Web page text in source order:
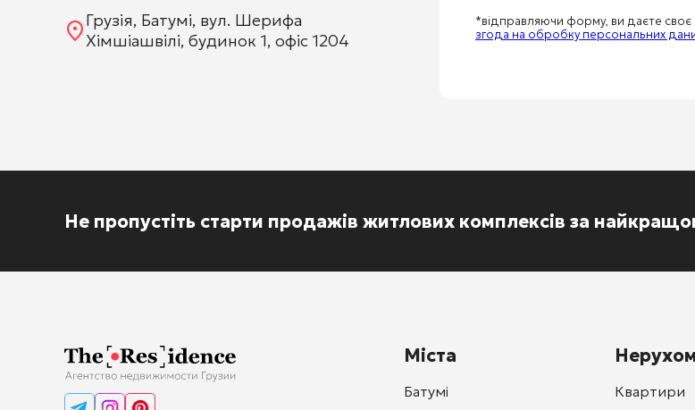
Грузія, Батумі, вул. Шерифа
Хімшіашвілі, будинок 1, офіс 1204
*відправляючи форму, ви даєте своє
згода на обробку персональних
Не пропустіть старти продажів житлових комплексів за
Міста
Батумі Квартири